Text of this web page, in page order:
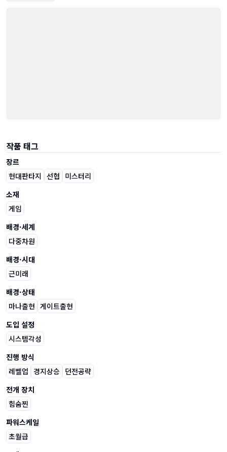
작품 태그
장르
현대판타지 선협 미스터리
소재
게임
배경·세계
다중차원
배경·시대
근미래
배경·상태
마나출현 게이트출현
도입 설정
시스템각성
진행 방식
레벨업 경지상승 던전공략
전개 장치
힘숨찐
파워스케일
초월급